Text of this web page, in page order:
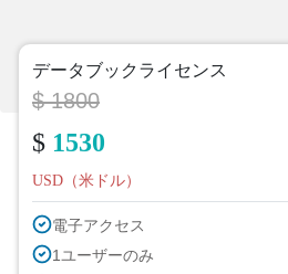
データブックライセンス
$ 1800
$ 1530
USD（米ドル）
電子アクセス
1ユーザーのみ